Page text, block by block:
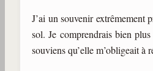
J’ai un souvenir extrêmement
sol. Je comprendrais bien
souviens qu’elle m’obligeait à